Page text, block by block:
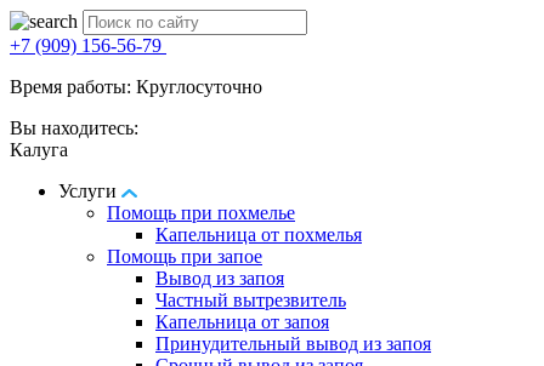
+7 (909) 156-56-79
Время работы: Круглосуточно
Вы находитесь:
Калуга
Услуги
Помощь при похмелье
Капельница от похмелья
Помощь при запое
Вывод из запоя
Частный вытрезвитель
Капельница от запоя
Принудительный вывод из запоя